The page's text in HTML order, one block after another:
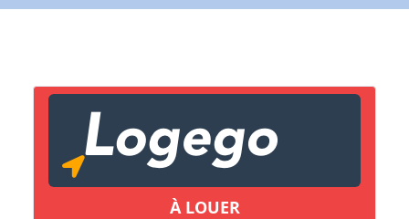
À LOUER
X Fermer
Lien vers inscription (sera inclus dans courriel)
Copier lien